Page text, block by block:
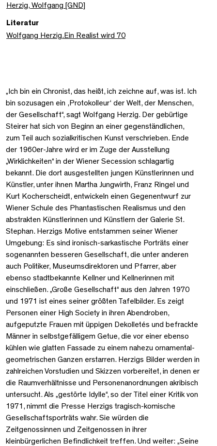
Herzig, Wolfgang [GND]
Literatur
Wolfgang Herzig.Ein Realist wird 70
„Ich bin ein Chronist, das heißt, ich zeichne auf, was ist. Ich
bin sozusagen ein ‚Protokolleur‘ der Welt, der Menschen,
der Gesellschaft“, sagt Wolfgang Herzig. Der gebürtige
Steirer hat sich von Beginn an einer gegenständlichen,
zum Teil auch sozialkritischen Kunst verschrieben. Ende
der 1960er-Jahre wird er im Zuge der Ausstellung
„Wirklichkeiten“ in der Wiener Secession schlagartig
bekannt. Die dort ausgestellten jungen Künstlerinnen und
Künstler, unter ihnen Martha Jungwirth, Franz Ringel und
Kurt Kocherscheidt, entwickeln einen Gegenentwurf zur
Wiener Schule des Phantastischen Realismus und den
abstrakten Künstlerinnen und Künstlern der Galerie St.
Stephan. Herzigs Motive entstammen seiner Wiener
Umgebung: Es sind ironisch-sarkastische Porträts einer
sogenannten besseren Gesellschaft, die unter anderen
auch Politiker, Museumsdirektoren und Pfarrer, aber
ebenso stadtbekannte Kellner und Kellnerinnen mit
einschließen. „Große Gesellschaft“ aus den Jahren 1970
und 1971 ist eines seiner größten Tafelbilder. Es zeigt
Personen einer High Society in ihren Abendroben,
aufgeputzte Frauen mit üppigen Dekolletés und befrackte
Männer in selbstgefälligem Getue, die vor einer ebenso
kühlen wie glatten Fassade zu einem nahezu ornamental-
geometrischen Ganzen erstarren. Herzigs Bilder werden in
zahlreichen Vorstudien und Skizzen vorbereitet, in denen er
die Raumverhältnisse und Personenanordnungen akribisch
untersucht. Als „gestörte Idylle“, so der Titel einer Kritik von
1971, nimmt die Presse Herzigs tragisch-komische
Gesellschaftsporträts wahr. Sie würden die
Zeitgenossinnen und Zeitgenossen in ihrer
kleinbürgerlichen Befindlichkeit treffen. Und weiter: „Seine